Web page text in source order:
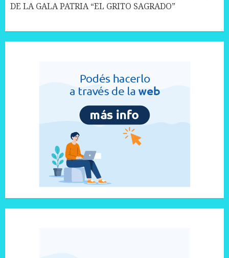
DE LA GALA PATRIA “EL GRITO SAGRADO”